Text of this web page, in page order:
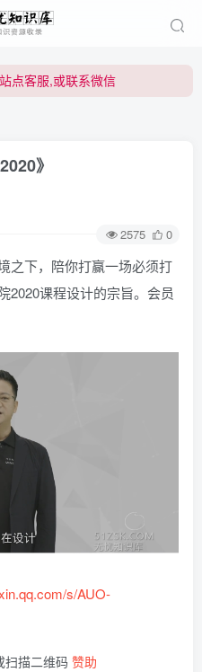
点客服,或联系微信
点客服,或联系微信
》
2575 0
之下，陪你打赢一场必须打
2020课程设计的宗旨。会员
s/AUO-
扫描二维码 赞助